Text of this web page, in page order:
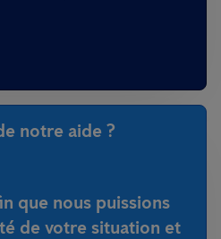
notre aide ?
que nous puissions
de votre situation et